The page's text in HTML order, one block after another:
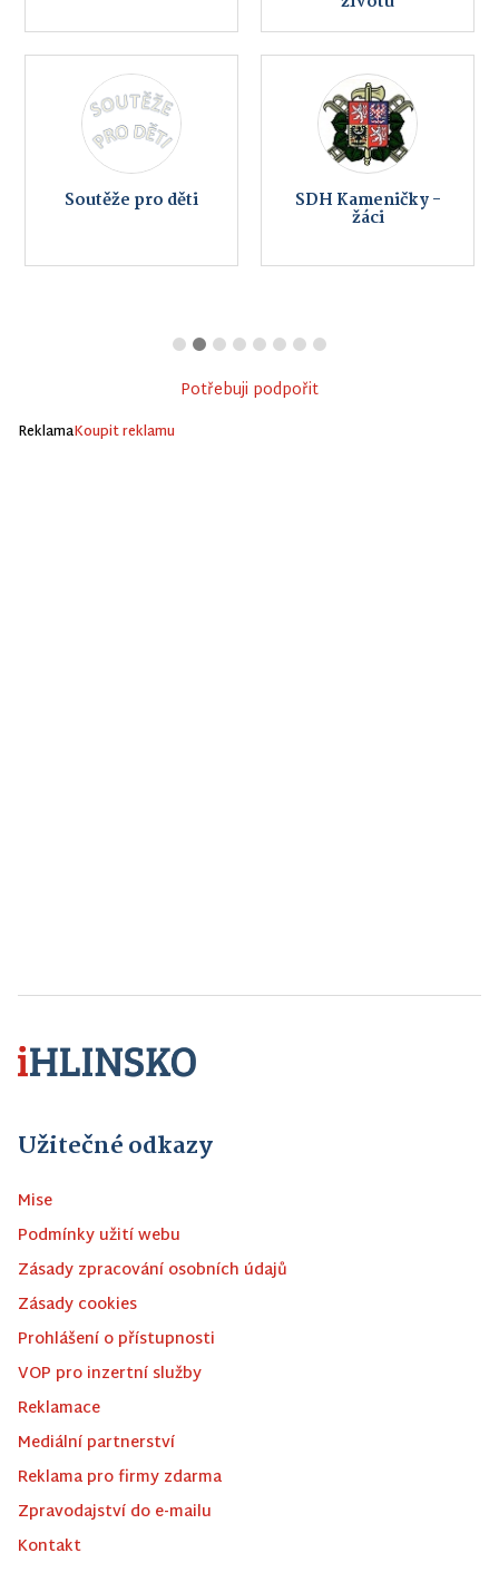
Soutěže pro děti SDH Kameničky -
žáci
Potřebuji podpořit
ReklamaKoupit reklamu
Užitečné odkazy
Mise
Podmínky užití webu
Zásady zpracování osobních údajů
Zásady cookies
Prohlášení o přístupnosti
VOP pro inzertní služby
Reklamace
Mediální partnerství
Reklama pro firmy zdarma
Zpravodajství do e-mailu
Kontakt